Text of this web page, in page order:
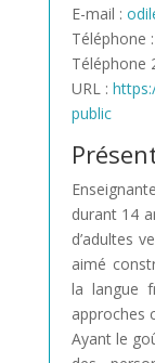
E-mail :
Téléphone :
Téléphone
URL :
public
durant 14
d’adultes
aimé
la langue
approches
Ayant le